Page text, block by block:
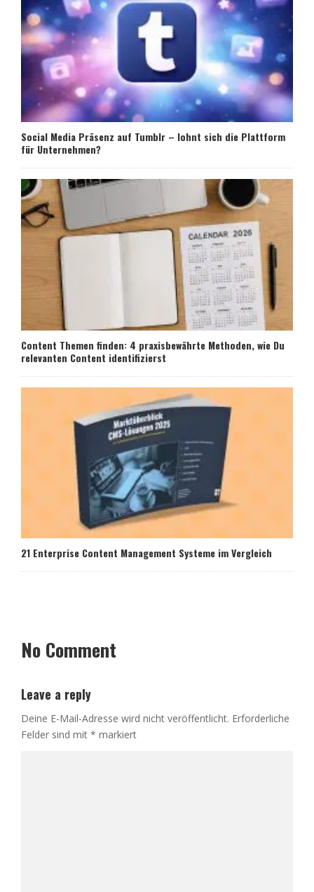
Social Media Präsenz auf Tumblr – lohnt sich die Plattform
für Unternehmen?
Content Themen finden: 4 praxisbewährte Methoden, wie Du
relevanten Content identifizierst
21 Enterprise Content Management Systeme im Vergleich
No Comment
Leave a reply
Deine E-Mail-Adresse wird nicht veröffentlicht. Erforderliche
Felder sind mit * markiert